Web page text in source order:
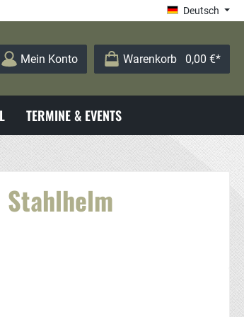
Deutsch
Mein Konto Warenkorb 0,00 €*
TERMINE & EVENTS
Stahlhelm